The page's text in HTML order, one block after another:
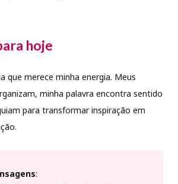
hoje
que merece minha energia. Meus
minha palavra encontra sentido
para transformar inspiração em
: